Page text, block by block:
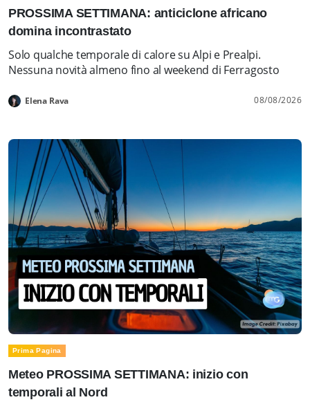
PROSSIMA SETTIMANA: anticiclone africano
domina incontrastato
Solo qualche temporale di calore su Alpi e Prealpi.
Nessuna novità almeno fino al weekend di Ferragosto
Elena Rava 08/08/2026
Prima Pagina
Meteo PROSSIMA SETTIMANA: inizio con
temporali al Nord